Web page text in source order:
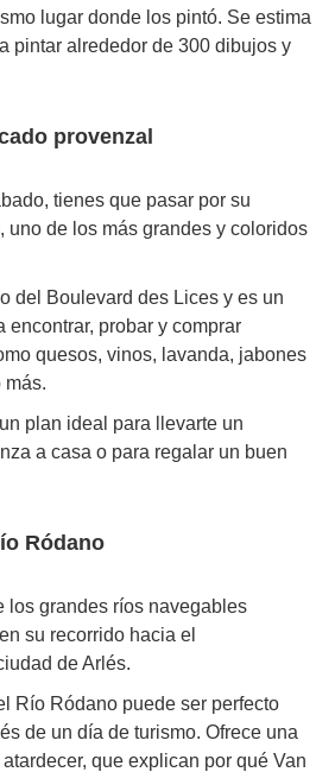
lugar donde los pintó. Se estima
pintar alrededor de 300 dibujos y
provenzal
tienes que pasar por su
, uno de los más grandes y coloridos
del Boulevard des Lices y es un
encontrar, probar y comprar
quesos, vinos, lavanda, jabones
más.
plan ideal para llevarte un
a casa o para regalar un buen
Ródano
los grandes ríos navegables
su recorrido hacia el
de Arlés.
Río Ródano puede ser perfecto
de un día de turismo. Ofrece una
que explican por qué Van